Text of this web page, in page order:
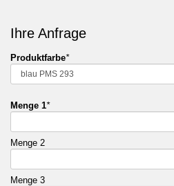
Ihre Anfrage
Produktfarbe*
Menge 1*
Menge 2
Menge 3